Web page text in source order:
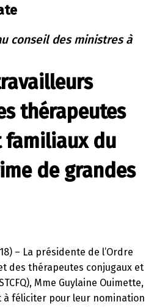
conseil des ministres à
thérapeutes
familiaux du
de grandes
– La présidente de l’Ordre
des thérapeutes conjugaux et
Mme Guylaine Ouimette,
à féliciter pour leur nomination